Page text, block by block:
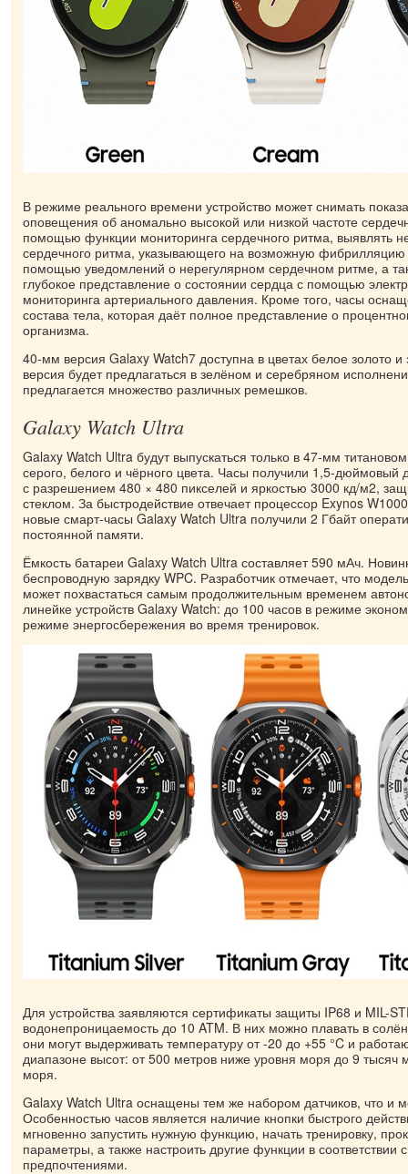
В режиме реального времени устройство может снимать
оповещения об аномально высокой или низкой частоте
помощью функции мониторинга сердечного ритма, выявлять
сердечного ритма, указывающего на возможную
помощью уведомлений о нерегулярном сердечном ритме, а
глубокое представление о состоянии сердца с помощью
мониторинга артериального давления. Кроме того, часы
состава тела, которая даёт полное представление о
организма.
40-мм версия Galaxy Watch7 доступна в цветах белое золото
версия будет предлагаться в зелёном и серебряном
предлагается множество различных ремешков.
Galaxy Watch Ultra
Galaxy Watch Ultra будут выпускаться только в 47-мм
серого, белого и чёрного цвета. Часы получили 1,5-дюймовый
с разрешением 480 × 480 пикселей и яркостью 3000 кд/м2,
стеклом. За быстродействие отвечает процессор Exynos
новые смарт-часы Galaxy Watch Ultra получили 2 Гбайт
постоянной памяти.
Ёмкость батареи Galaxy Watch Ultra составляет 590 мАч.
беспроводную зарядку WPC. Разработчик отмечает, что
может похвастаться самым продолжительным временем
линейке устройств Galaxy Watch: до 100 часов в режиме
режиме энергосбережения во время тренировок.
Для устройства заявляются сертификаты защиты IP68 и MIL-
водонепроницаемость до 10 ATM. В них можно плавать в
они могут выдерживать температуру от -20 до +55 °C и
диапазоне высот: от 500 метров ниже уровня моря до 9 тысяч
моря.
Galaxy Watch Ultra оснащены тем же набором датчиков, что и
Особенностью часов является наличие кнопки быстрого
мгновенно запустить нужную функцию, начать тренировку,
параметры, а также настроить другие функции в соответствии
предпочтениями.